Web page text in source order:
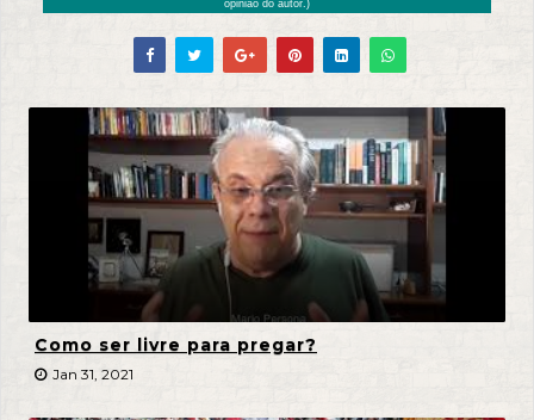
opinião do autor.)
Como ser livre para pregar?
Jan 31, 2021